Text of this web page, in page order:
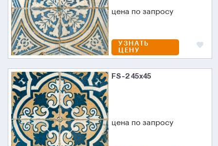
цена по запросу
УЗНАТЬ
ЦЕНУ
FS-2 45х45
цена по запросу